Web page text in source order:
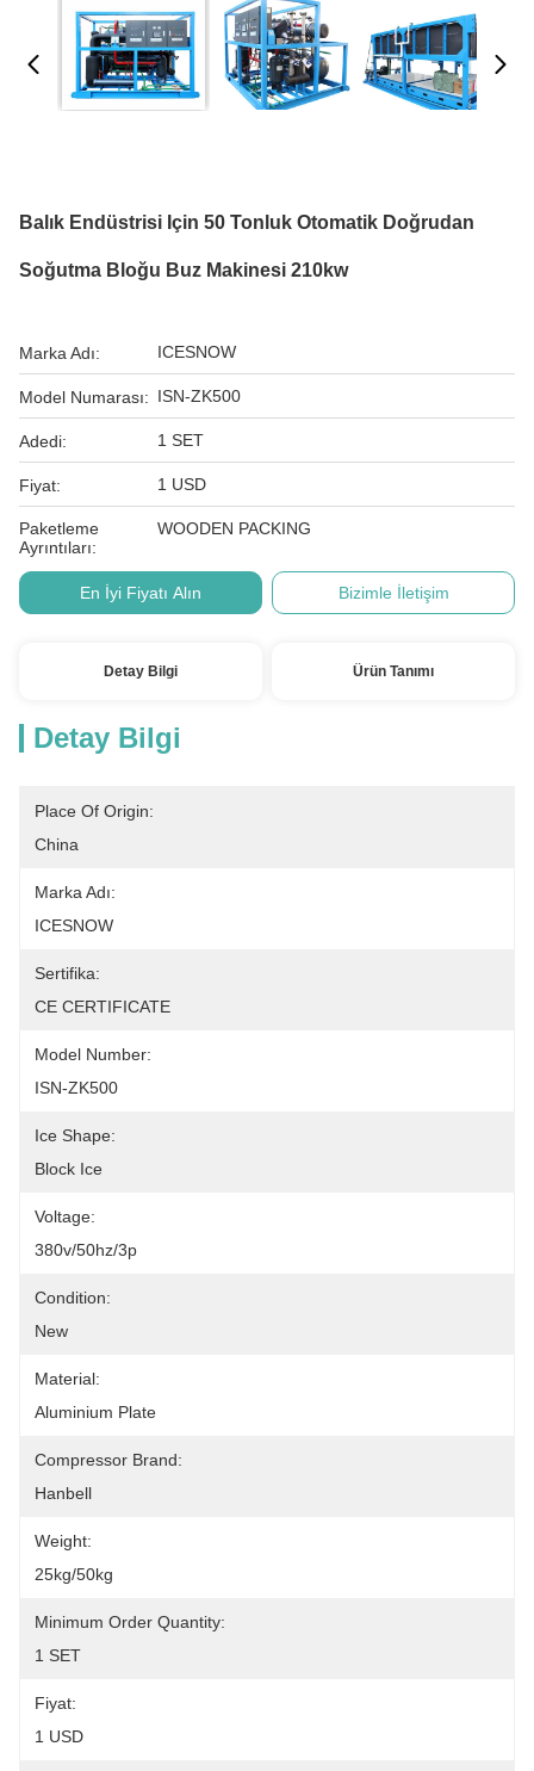
Balık Endüstrisi Için 50 Tonluk Otomatik Doğrudan
Soğutma Bloğu Buz Makinesi 210kw
Marka Adı: ICESNOW
Model Numarası: ISN-ZK500
Adedi: 1 SET
Fiyat: 1 USD
Paketleme
Ayrıntıları:
WOODEN PACKING
En İyi Fiyatı Alın Bizimle İletişim
Detay Bilgi Ürün Tanımı
Detay Bilgi
Place Of Origin:
China
Marka Adı:
ICESNOW
Sertifika:
CE CERTIFICATE
Model Number:
ISN-ZK500
Ice Shape:
Block Ice
Voltage:
380v/50hz/3p
Condition:
New
Material:
Aluminium Plate
Compressor Brand:
Hanbell
Weight:
25kg/50kg
Minimum Order Quantity:
1 SET
Fiyat:
1 USD